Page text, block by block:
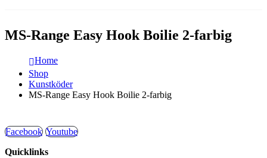
MS-Range Easy Hook Boilie 2-farbig
Home
Shop
Kunstköder
MS-Range Easy Hook Boilie 2-farbig
Facebook Youtube
Quicklinks